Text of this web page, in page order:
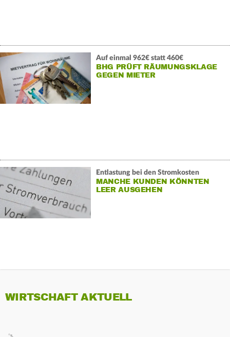
Auf einmal 962€ statt 460€
BHG PRÜFT RÄUMUNGSKLAGE
GEGEN MIETER
Entlastung bei den Stromkosten
MANCHE KUNDEN KÖNNTEN
LEER AUSGEHEN
WIRTSCHAFT AKTUELL